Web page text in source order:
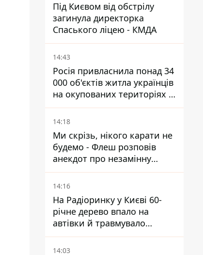
Під Києвом від обстрілу
загинула директорка
Спаського ліцею - КМДА
14:43
Росія привласнила понад 34
000 об'єктів житла українців
на окупованих територіях -
розслідування BBC
14:18
Ми скрізь, нікого карати не
будемо - Флеш розповів
анекдот про незамінну
роботу зв’язківців на фронті
14:16
На Радіоринку у Києві 60-
річне дерево впало на
автівки й травмувало
людину - подробиці
14:03